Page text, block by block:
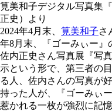
筧美和子デジタル写真集
正史）より
2024年4月末、 筧美和子さ
年8月末、『ゴーみぃー』
佐内正史さん写真展『写
示という形で、第三者の
る人、佐内さんの写真が
持った人が、『ゴーみぃ
惹かれる一枚が強烈に記